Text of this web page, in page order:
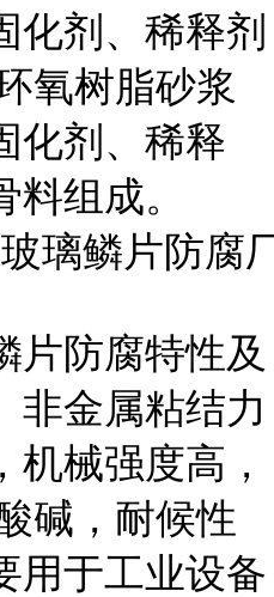
化剂、稀释剂
氧树脂砂浆
化剂、稀释
组成。
防腐特性及
非金属粘结力
械强度高，
碱，耐候性
用于工业设备